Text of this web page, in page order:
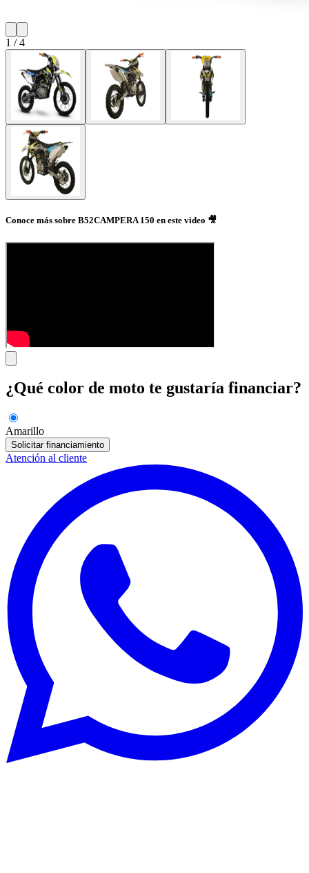
1 /4
Conoce más sobre B52CAMPERA 150 en este video 🎥
¿Qué color de moto te gustaría financiar?
Amarillo
Solicitar financiamiento
Atención al cliente